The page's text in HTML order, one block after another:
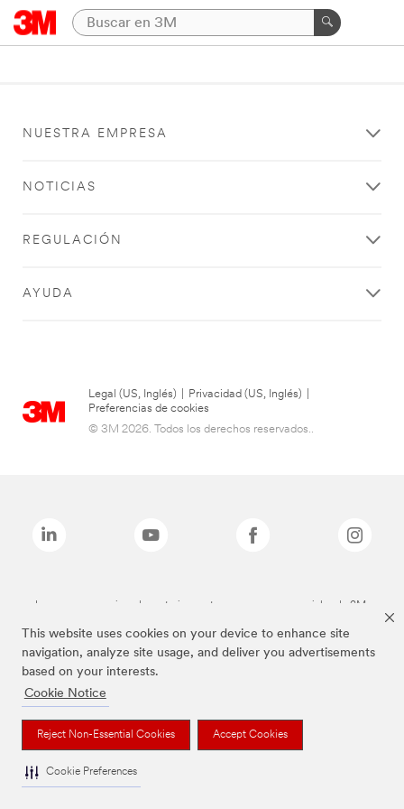
This website uses cookies on your device to enhance site
navigation, analyze site usage, and deliver you advertisements
based on your interests.
Cookie Notice
Reject Non-Essential Cookies Accept Cookies
Cookie Preferences
NUESTRA EMPRESA
NOTICIAS
REGULACIÓN
AYUDA
Legal (US, Inglés) Privacidad (US, Inglés)
Preferencias de cookies
© 3M 2026. Todos los derechos reservados..
Las marcas mencionadas anteriormente son marcas comerciales de 3M.